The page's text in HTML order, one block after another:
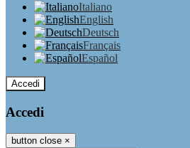
Italiano
English
Deutsch
Français
Español
Accedi
Accedi
button close ×